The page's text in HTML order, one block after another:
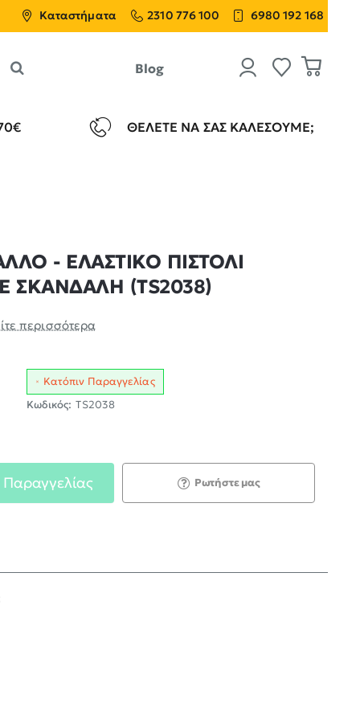
Καταστήματα 2310 776 100 6980 192 168
Blog
ΘΈΛΕΤΕ ΝΑ ΣΑΣ ΚΑΛΈΣΟΥΜΕ;
- ΕΛΑΣΤΙΚΟ ΠΙΣΤΟΛΙ
ΣΚΑΝΔΑΛΗ (TS2038)
περισσότερα
Κατόπιν Παραγγελίας
Κωδικός: TS2038
Παραγγελίας Ρωτήστε μας